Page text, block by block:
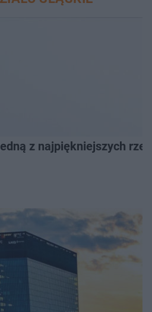
z najpiękniejszych